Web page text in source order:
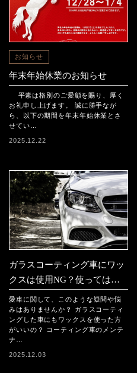
お知らせ
年末年始休業のお知らせ
平素は格別のご愛顧を賜り、厚く
お礼申し上げます。 誠に勝手なが
ら、以下の期間を年末年始休業とさ
せてい…
2025.12.22
ガラスコーティング車にワッ
クスは使用NG？使ってはい
けない理由や正しいメンテナ
ンス方法を解説
愛車に関して、このような疑問や悩
みはありませんか？ ガラスコーティ
ングした車にもワックスを使った方
がいいの？ コーティング車のメンテ
ナ…
2025.12.03